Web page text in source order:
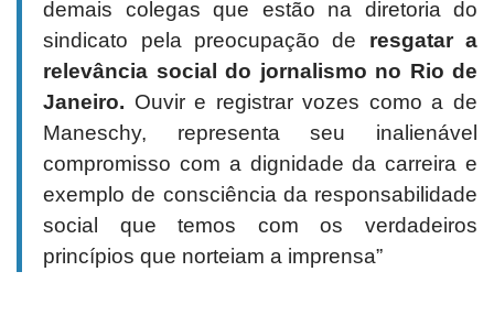
demais colegas que estão na diretoria do
sindicato pela preocupação de resgatar a
relevância social do jornalismo no Rio de
Janeiro. Ouvir e registrar vozes como a de
Maneschy, representa seu inalienável
compromisso com a dignidade da carreira e
exemplo de consciência da responsabilidade
social que temos com os verdadeiros
princípios que norteiam a imprensa”